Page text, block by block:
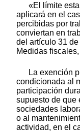
«El límite
aplicará en el
percibidas por
conviertan en
del artículo 31
Medidas
La exención
condicionada al
participación
supuesto de que
sociedades
o al
actividad, en el